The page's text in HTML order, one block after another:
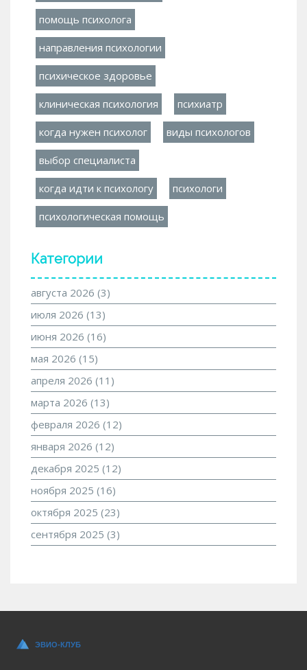
помощь психолога
направления психологии
психическое здоровье
клиническая психология психиатр
когда нужен психолог виды психологов
выбор специалиста
когда идти к психологу психологи
психологическая помощь
Категории
августа 2026 (3)
июля 2026 (13)
июня 2026 (16)
мая 2026 (15)
апреля 2026 (11)
марта 2026 (13)
февраля 2026 (12)
января 2026 (12)
декабря 2025 (12)
ноября 2025 (16)
октября 2025 (23)
сентября 2025 (3)